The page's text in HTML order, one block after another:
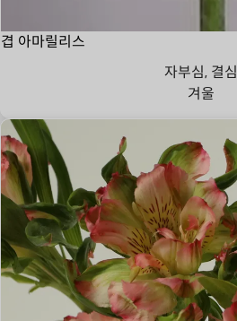
겹 아마릴리스
자부심, 결심
겨울